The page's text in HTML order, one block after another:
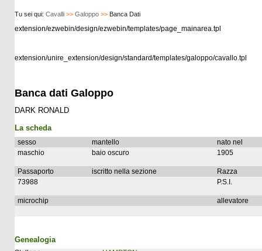
Tu sei qui: Cavalli >> Galoppo >> Banca Dati
extension/ezwebin/design/ezwebin/templates/page_mainarea.tpl
extension/unire_extension/design/standard/templates/galoppo/cavallo.tpl
Banca dati Galoppo
DARK RONALD
La scheda
sesso mantello
nato nel
maschio
baio oscuro 1905
Passaporto iscritto nella sezione
Razza
73988
P.S.I.
microchip allevatore
Genealogia